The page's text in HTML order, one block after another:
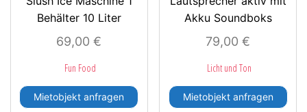
Behälter 10 Liter
69,00€
Fun Food
Mietobjekt anfragen
Akku Soundboks
79,00€
Licht und Ton
Mietobjekt anfragen